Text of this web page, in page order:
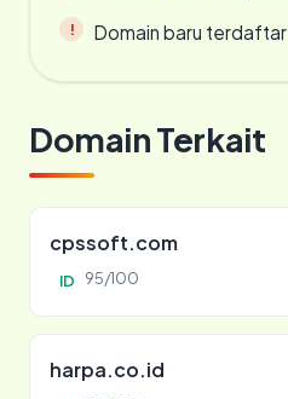
Domain baru terdaftar
Domain Terkait
cpssoft.com
ID 95/100
harpa.co.id